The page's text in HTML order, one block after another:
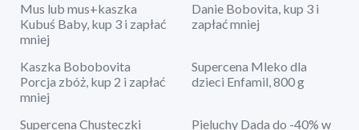
Mus lub mus+kaszka
Kubuś Baby, kup 3 i zapłać
mniej
Danie Bobovita, kup 3 i
zapłać mniej
Kaszka Bobobovita
Porcja zbóż, kup 2 i zapłać
mniej
Supercena Mleko dla
dzieci Enfamil, 800 g
Supercena Chusteczki
Pieluchy Dada do -40% w